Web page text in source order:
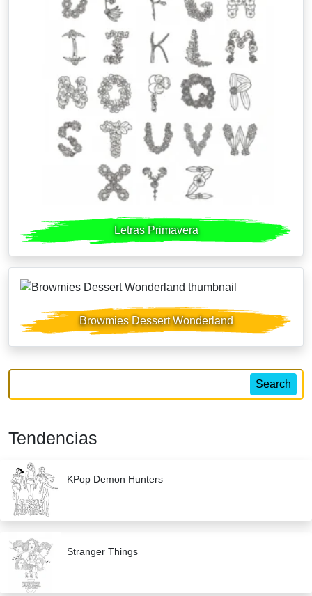
Letras Primavera
Browmies Dessert Wonderland
Search
Tendencias
KPop Demon Hunters
Stranger Things